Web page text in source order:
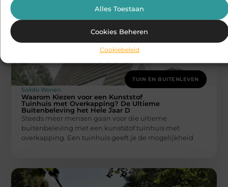
Alles Toestaan
Cookies Beheren
Cookiebeleid
TUIN EN BUITENLEVEN
Solido Wonen
Waarom Kiezen voor een Kunststof
Tuinhuis met Overkapping? De Ultieme
Buitenbeleving het Hele Jaar D
Steeds meer mensen gaan voor die ultieme
buitenbeleving met een kunststof tuinhuis met
overkapping. Een tuinhuis geeft je de mogelijkheid